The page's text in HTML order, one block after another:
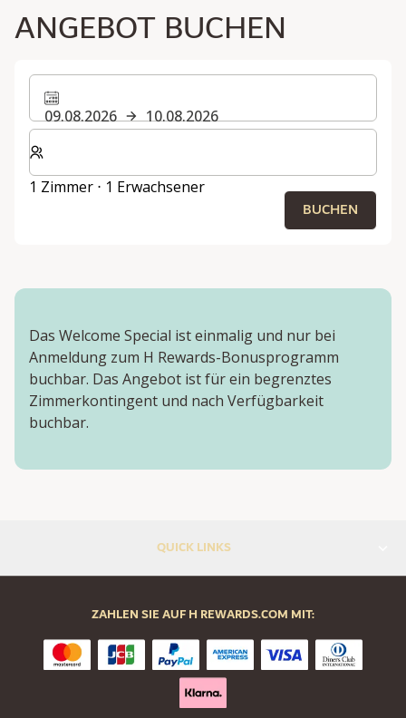
ANGEBOT BUCHEN
09.08.2026
10.08.2026
Wählen Sie die Anzahl der Zimmer und Gäste für Ihren
1 Zimmer ⋅ 1 Erwachsener
BUCHEN
Das Welcome Special ist einmalig und nur bei
Anmeldung zum H Rewards-Bonusprogramm
buchbar. Das Angebot ist für ein begrenztes
Zimmerkontingent und nach Verfügbarkeit
buchbar.
QUICK LINKS
ZAHLEN SIE AUF H REWARDS.COM MIT: